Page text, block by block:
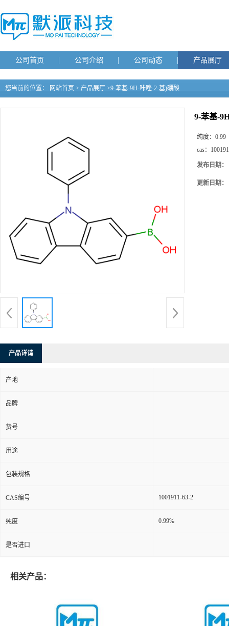
公司首页 公司介绍 公司动态 产品展厅
您当前的位置： 网站首页 > 产品展厅 >9-苯基-9H-咔唑-2-基)硼酸
9-苯基-
纯度： 0.99
cas：
发布日期：
更新日期：
产品详请
产地
品牌
货号
用途
包装规格
CAS编号 1001911-63-2
纯度 0.99%
是否进口
相关产品：